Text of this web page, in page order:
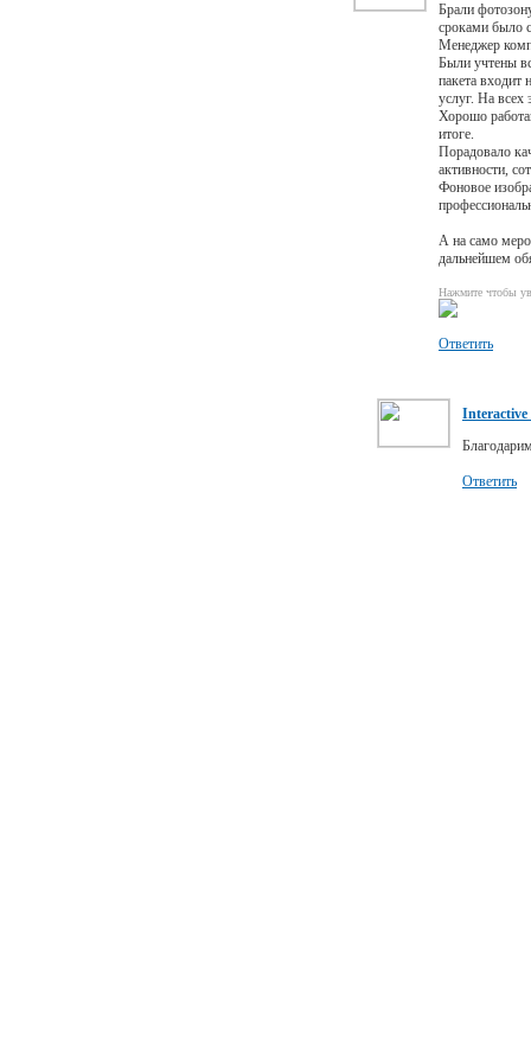
Брали
сроками было
Менеджер
Были учтены
пакета входит
услуг. На всех
Хорошо
итоге.
Порадовало
активности,
Фоновое
А на само
дальнейшем
Нажмите чтобы
Ответить
Interactive
Ответить